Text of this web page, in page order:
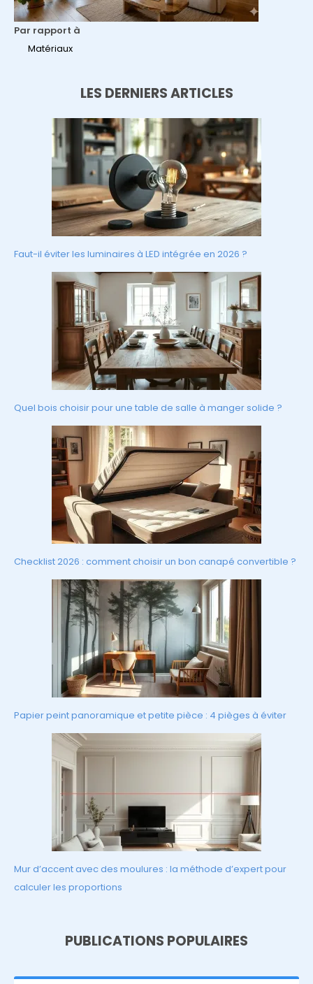
Par rapport à
Matériaux
LES DERNIERS ARTICLES
Faut-il éviter les luminaires à LED intégrée en 2026 ?
Quel bois choisir pour une table de salle à manger solide ?
Checklist 2026 : comment choisir un bon canapé convertible ?
Papier peint panoramique et petite pièce : 4 pièges à éviter
Mur d’accent avec des moulures : la méthode d’expert pour
calculer les proportions
PUBLICATIONS POPULAIRES